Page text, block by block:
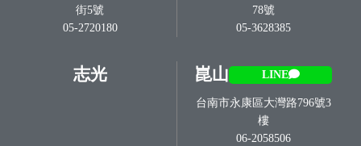
街5號
05-2720180
78號
05-3628385
志光 崑山 LINE
台南市永康區大灣路796號3
樓
06-2058506